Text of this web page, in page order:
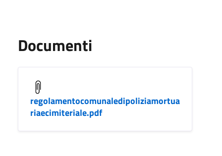
Documenti
regolamentocomunaledipoliziamortua
riaecimiteriale.pdf